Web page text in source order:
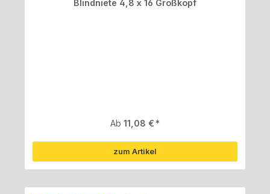
Blindniete 4,8 x 16 Großkopf
Regulärer Preis:
Ab11,08 €
zum Artikel